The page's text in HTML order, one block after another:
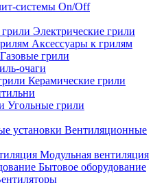
системы On/Off
Электрические грили
Аксессуары к грилям
Газовые грили
очаги
Керамические грили
Угольные грили
Вентиляционные
Модульная вентиляция
Бытовое оборудование